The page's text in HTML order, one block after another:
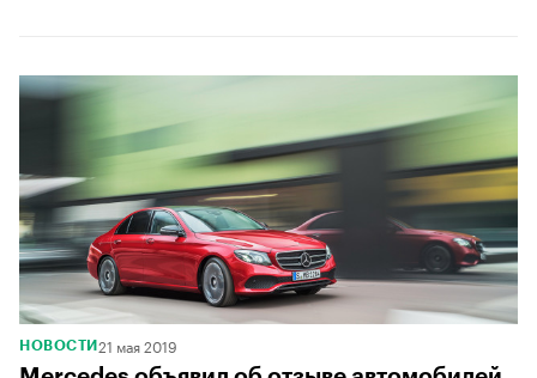
НОВОСТИ 21 мая 2019